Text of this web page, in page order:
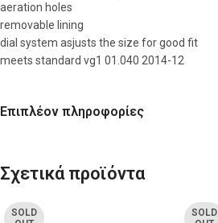
aeration holes
removable lining
dial system asjusts the size for good fit
meets standard vg1 01.040 2014-12
Επιπλέον πληροφορίες
Σχετικά προϊόντα
SOLD
SOLD